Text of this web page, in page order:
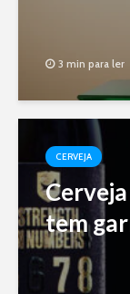
3 min para ler
CERVEJA
tem